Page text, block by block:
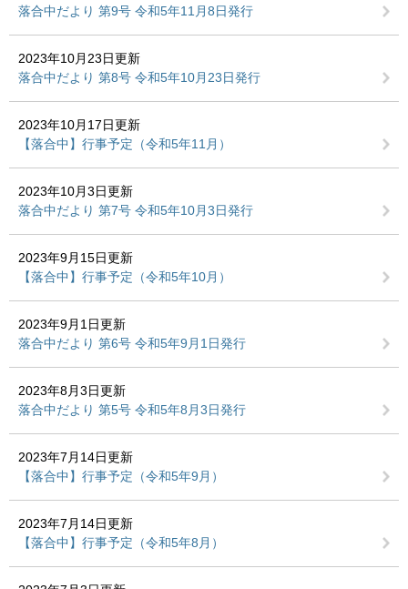
落合中だより 第9号 令和5年11月8日発行
2023年10月23日更新
落合中だより 第8号 令和5年10月23日発行
2023年10月17日更新
【落合中】行事予定（令和5年11月）
2023年10月3日更新
落合中だより 第7号 令和5年10月3日発行
2023年9月15日更新
【落合中】行事予定（令和5年10月）
2023年9月1日更新
落合中だより 第6号 令和5年9月1日発行
2023年8月3日更新
落合中だより 第5号 令和5年8月3日発行
2023年7月14日更新
【落合中】行事予定（令和5年9月）
2023年7月14日更新
【落合中】行事予定（令和5年8月）